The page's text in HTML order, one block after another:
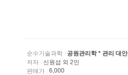
순수기술과학
공원관리학 * 관리 대
저자
신원섭 외 2인
판매가
6,000